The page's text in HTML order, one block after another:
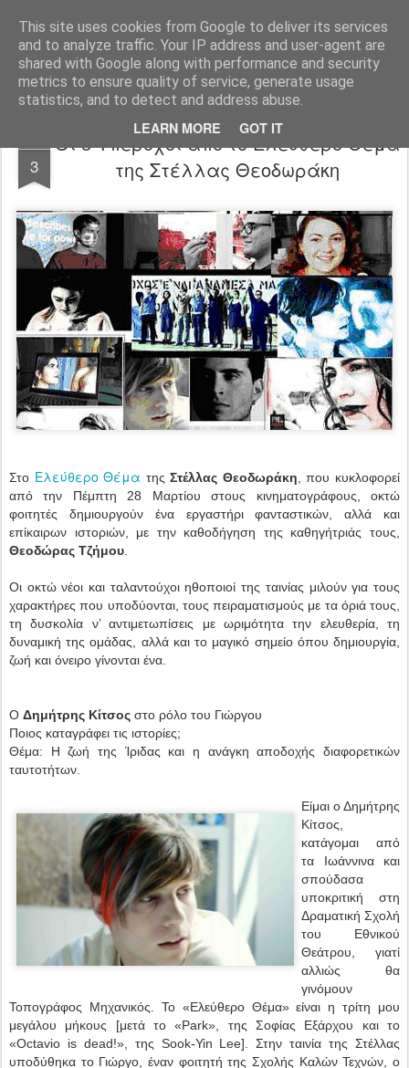
This site uses cookies from Google to deliver its services
and to analyze traffic. Your IP address and user-agent are
shared with Google along with performance and security
metrics to ensure quality of service, generate usage
statistics, and to detect and address abuse.
LEARN MORE GOT IT
FilmBoy
3
Οι 8 Υπέροχοι από το Ελεύθερο Θέμα
της Στέλλας Θεοδωράκη
Στο Ελεύθερο Θέμα τηςΣτέλλας Θεοδωράκη, που κυκλοφορεί
από την Πέμπτη 28 Μαρτίου στους κινηματογράφους, οκτώ
φοιτητές δημιουργούν ένα εργαστήρι φανταστικών, αλλά και
επίκαιρων ιστοριών, με την καθοδήγηση της καθηγήτριάς τους,
Θεοδώρας Τζήμου.
Οι οκτώ νέοι και ταλαντούχοι ηθοποιοί της ταινίας μιλούν για τους
χαρακτήρες που υποδύονται, τους πειραματισμούς με τα όριά τους,
τη δυσκολία ν’ αντιμετωπίσεις με ωριμότητα την ελευθερία, τη
δυναμική της ομάδας, αλλά και το μαγικό σημείο όπου δημιουργία,
ζωή και όνειρο γίνονται ένα.
Ο Δημήτρης Κίτσος στο ρόλο του Γιώργου
Ποιος καταγράφει τις ιστορίες;
Θέμα: Η ζωή της Ίριδας και η ανάγκη αποδοχής διαφορετικών
ταυτοτήτων.
Είμαι ο Δημήτρης
Κίτσος,
κατάγομαι από
τα Ιωάννινα και
σπούδασα
υποκριτική στη
Δραματική Σχολή
του Εθνικού
Θεάτρου, γιατί
αλλιώς θα
γινόμουν
Τοπογράφος Μηχανικός. Το «Ελεύθερο Θέμα» είναι η τρίτη μου
μεγάλου μήκους [μετά το «Park», της Σοφίας Εξάρχου και το
«Octavio is dead!», της Sook-Yin Lee]. Στην ταινία της Στέλλας
υποδύθηκα το Γιώργο, έναν φοιτητή της Σχολής Καλών Τεχνών, ο